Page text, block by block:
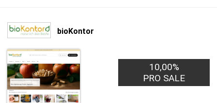
bioKontor
10,00%
PRO SALE